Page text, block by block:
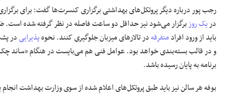
رجب پور درباره دیگر پروتکل‌های بهداشتیبرگزاریکنسرت‌ها گفت: برای
دریک روزبرگزار می‌شود نیز حداقل دو ساعت فاصله در نظرگرفته شدهاست.
باید از ورود افرادمتفرقهدر تالارهای میزبان جلوگیری کنند. نحوهپذیراییدر
و درقالببسته‌بندی خواهد بود. عوامل فنی هم می‌بایست در هنگام «ساند
برنامه به پایان رسیده باشد.
بوفه هرسالننیز باید طبق پروتکل‌هایاعلام شدهاز سوی وزارت بهداشت انجام